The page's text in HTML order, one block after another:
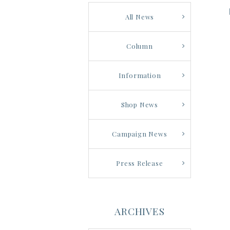
All News
Column
Information
Shop News
Campaign News
Press Release
ARCHIVES